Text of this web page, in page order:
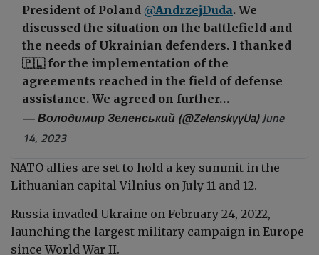
President of Poland @AndrzejDuda. We
discussed the situation on the battlefield and
the needs of Ukrainian defenders. I thanked
🇵🇱 for the implementation of the
agreements reached in the field of defense
assistance. We agreed on further…
— Володимир Зеленський (@ZelenskyyUa)June
14, 2023
NATO allies are set to hold a key summit in the
Lithuanian capital Vilnius on July 11 and 12.
Russia invaded Ukraine on February 24, 2022,
launching the largest military campaign in Europe
since World War II.